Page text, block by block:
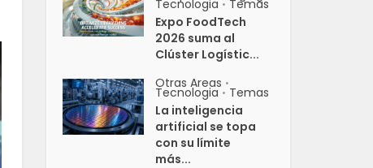
Tecnologia • Temas
Expo FoodTech
2026 suma al
Clúster Logístic...
Otras Areas •
Tecnologia • Temas
La inteligencia
artificial se topa
con su límite
más...